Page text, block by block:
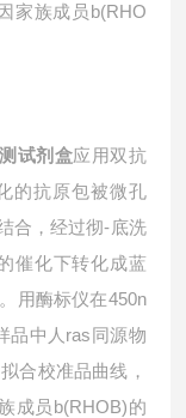
家族成员b(RHO
试剂盒应用双抗
的抗原包被微孔
合，经过彻-底洗
催化下转化成蓝
用酶标仪在450n
品中人ras同源物
合校准品曲线，
成员b(RHOB)的